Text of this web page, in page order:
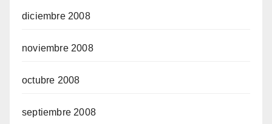
diciembre 2008
noviembre 2008
octubre 2008
septiembre 2008